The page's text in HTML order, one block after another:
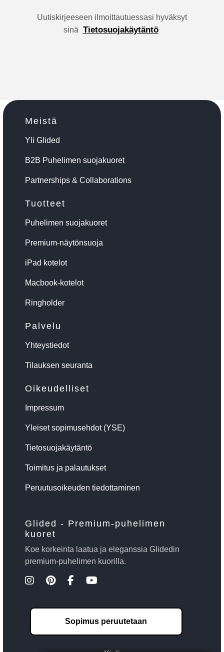
Uutiskirjeeseen ilmoittautuessasi hyväksyt
sinä Tietosuojakäytäntö
Meistä
Yli Glided
B2B Puhelimen suojakuoret
Partnerships & Collaborations
Tuotteet
Puhelimen suojakuoret
Premium-näytönsuoja
iPad kotelot
Macbook-kotelot
Ringholder
Palvelu
Yhteystiedot
Tilauksen seuranta
Oikeudelliset
Impressum
Yleiset sopimusehdot (YSE)
Tietosuojakäytäntö
Toimitus ja palautukset
Peruutusoikeuden tiedottaminen
Glided - Premium-puhelimen
kuoret
Koe korkeinta laatua ja eleganssia Glidedin
premium-puhelimen kuorilla.
Sopimus peruutetaan